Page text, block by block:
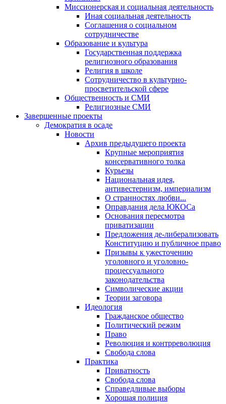
Миссионерская и социальная деятельность
Иная социальная деятельность
Соглашения о социальном
сотрудничестве
Образование и культура
Государственная поддержка
религиозного образования
Религия в школе
Сотрудничество в культурно-
просветительской сфере
Общественность и СМИ
Религиозные СМИ
Завершенные проекты
Демократия в осаде
Новости
Архив предыдущего проекта
Крупные мероприятия
консервативного толка
Курьезы
Национальная идея,
антивестернизм, империализм
О странностях любви...
Оправдания дела ЮКОСа
Основания пересмотра
приватизации
Предложения де-либерализовать
Конституцию и публичное право
Призывы к ужесточению
уголовного и уголовно-
процессуального
законодательства
Символические акции
Теории заговора
Идеология
Гражданское общество
Политический режим
Право
Революция и контрреволюция
Свобода слова
Практика
Приватность
Свобода слова
Справедливые выборы
Хорошая полиция